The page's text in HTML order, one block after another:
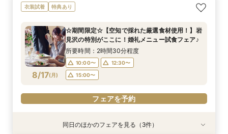
8/16(日)
【先輩花嫁人気No1】ドレス・和装試着×挙式会
場見学！まるごと体験充実フェア
10:00〜
12:30〜
15:00〜
フェアを予約
8/16(日)
【初めてでも安心！】ご両家顔合わせ・結納相談
会♪
10:00〜
12:30〜
15:00〜
フェアを予約
8/16(日)
【地元婚応援！☆マイナビ特典付き☆】アット
ホームウェディング相談会♪
10:00〜
12:30〜
15:00〜
フェアを予約
衣装試着 特典あり
8/17(月)
☆期間限定☆【空知で採れた厳選食材使用！】岩
見沢の特別がここに！婚礼メニュー試食フェア♪
所要時間：2時間30分程度
10:00〜
12:30〜
15:00〜
フェアを予約
特典あり
衣装試着 特典あり
衣装試着 特典あり
同日のほかのフェアを見る（3件）